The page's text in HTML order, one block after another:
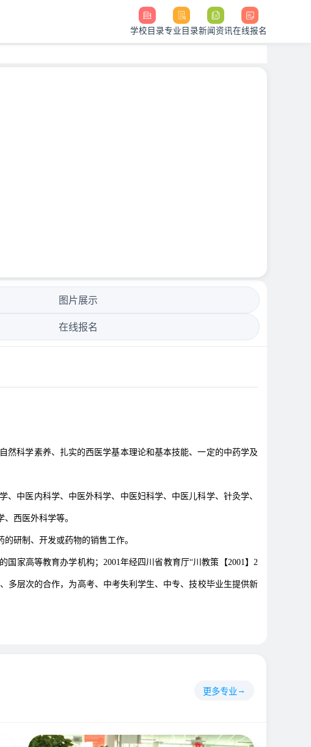
学校目录专业目录新闻资讯在线报名
图片展示
在线报名
然科学素养、扎实的西医学基本理论和基本技能、一定的中药学及
中医内科学、中医外科学、中医妇科学、中医儿科学、针灸学、
西医外科学等。
研制、开发或药物的销售工作。
家高等教育办学机构；2001年经四川省教育厅“川教策【2001】2
多层次的合作，为高考、中考失利学生、中专、技校毕业生提供新
更多专业